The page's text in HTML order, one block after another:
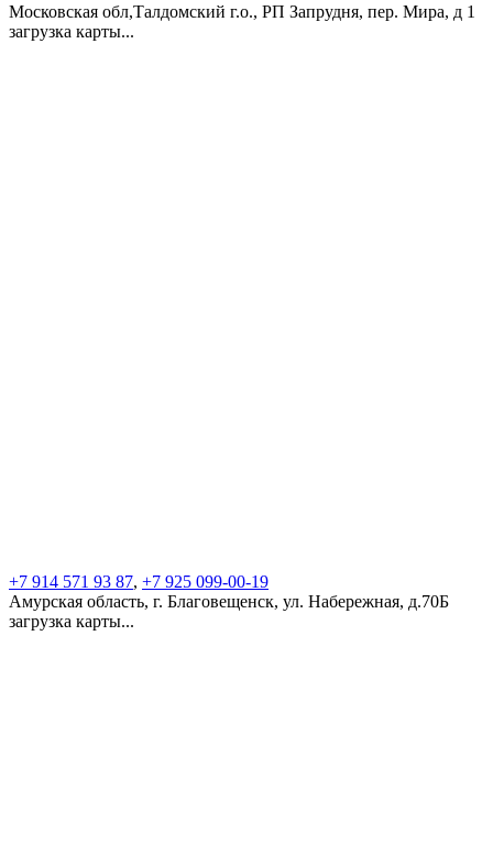
Московская обл,Талдомский г.о., РП Запрудня, пер. Мира, д 1
загрузка карты...
+7 914 571 93 87, +7 925 099-00-19
Амурская область, г. Благовещенск, ул. Набережная, д.70Б
загрузка карты...